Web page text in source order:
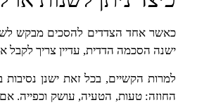
כאשר אחד הצדדים להסכים מבקש
ישנה הסכמה הדדית, עדיין צריך
למרות הקשיים, בכל זאת ישנן
החוזה: טעות, הטעיה, עושק וכפייה.